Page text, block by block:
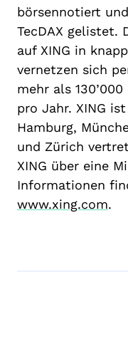
börsennotiert
TecDAX gelistet.
auf XING in
vernetzen sich
mehr als
pro Jahr. XING
Hamburg,
und Zürich
XING über eine
Informationen
www.xing.com.